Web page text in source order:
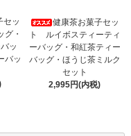
セッ
・
ッ
バッ
健康茶お菓子セッ
ト ルイボスティーティ
ーバッグ・和紅茶ティー
バッグ・ほうじ茶ミルク
セット
2,995円(内税)